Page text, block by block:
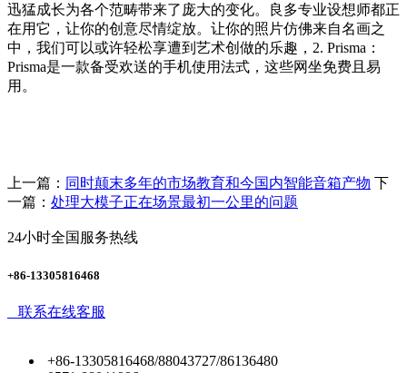
迅猛成长为各个范畴带来了庞大的变化。良多专业设想师都正
在用它，让你的创意尽情绽放。让你的照片仿佛来自名画之
中，我们可以或许轻松享遭到艺术创做的乐趣，2. Prisma：
Prisma是一款备受欢送的手机使用法式，这些网坐免费且易
用。
上一篇： 同时颠末多年的市场教育和今国内智能音箱产物 下
一篇： 处理大模子正在场景最初一公里的问题
24小时全国服务热线
+86-13305816468
联系在线客服
+86-13305816468/88043727/86136480